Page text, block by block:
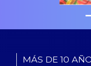
MÁS DE 10